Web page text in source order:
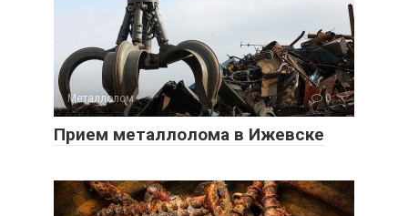
Металлолом 0
Прием металлолома в Ижевске